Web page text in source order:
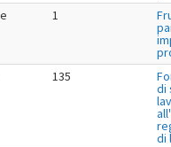
1
135
di
di